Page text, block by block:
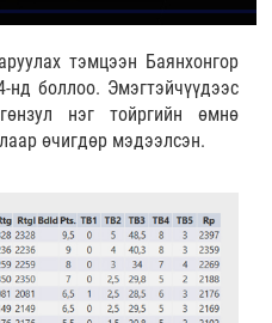
тэмцээн Баянхонгор
боллоо. Эмэгтэйчүүдээс
нэг тойргийн өмнө
өчигдөр мэдээлсэн.